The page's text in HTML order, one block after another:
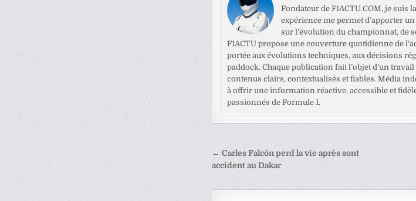
Fondateur de F1ACTU.COM, je suis
expérience me permet d’apporter
sur l’évolution du championnat, de
F1ACTU propose une couverture quotidienne de
portée aux évolutions techniques, aux décisions
paddock. Chaque publication fait l’objet d’un
contenus clairs, contextualisés et fiables. Média
à offrir une information réactive, accessible et fidèle
passionnés de Formule 1.
Navigation
de
l’article
← Carles Falcón perd la vie après sont
accident au Dakar